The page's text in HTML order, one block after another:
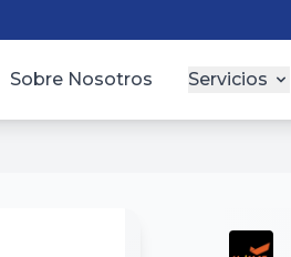
Sobre Nosotros Servicios